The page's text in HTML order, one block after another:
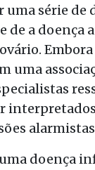
uma série de
de a doença
uma
doença